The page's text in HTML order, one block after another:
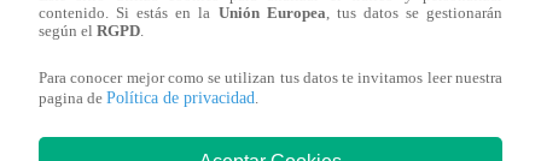
antes de Navidad?
contenido. Si estás en la Unión Europea, tus datos se gestionarán
según el RGPD.
Para conocer mejor como se utilizan tus datos te invitamos leer nuestra
pagina de Política de privacidad.